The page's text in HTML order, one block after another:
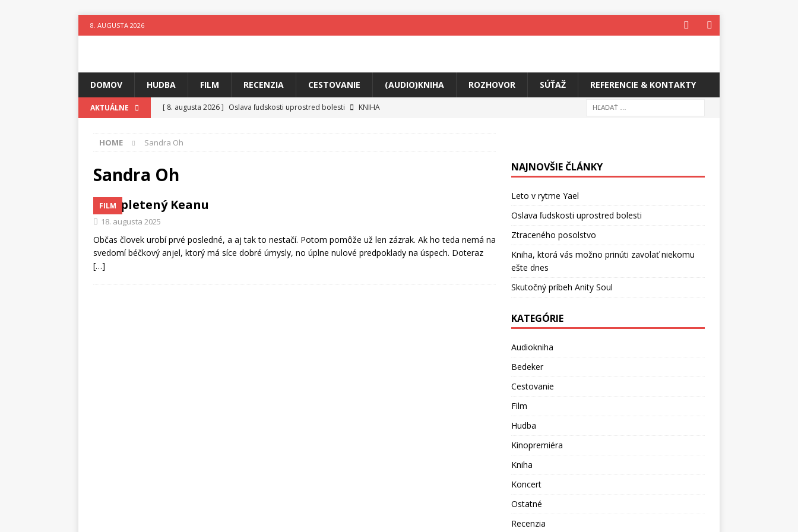
8. AUGUSTA 2026
DOMOV HUDBA FILM RECENZIA CESTOVANIE (AUDIO)KNIHA ROZHOVOR SÚŤAŽ REFERENCIE & KONTAKTY
AKTUÁLNE [ 8. augusta 2026 ] Oslava ľudskosti uprostred bolesti
KNIHA
[ 7. augusta 2026 ]
[ 6. augusta 2026 ]
[ 4. augusta 2026 ]
HOME Sandra Oh
Sandra Oh
FILM
Popletený Keanu
18. augusta 2025
Občas človek urobí prvé posledné, a aj tak to nestačí. Potom pomôže už len zázrak. Ak ho teda nemá na
svedomí béčkový anjel, ktorý má síce dobré úmysly, no úplne nulové predpoklady na úspech. Doteraz
[…]
NAJNOVŠIE ČLÁNKY
Leto v rytme Yael
Oslava ľudskosti uprostred bolesti
Ztraceného posolstvo
Kniha, ktorá vás možno prinúti zavolať niekomu
ešte dnes
Skutočný príbeh Anity Soul
KATEGÓRIE
Audiokniha
Bedeker
Cestovanie
Film
Hudba
Kinopremiéra
Kniha
Koncert
Ostatné
Recenzia